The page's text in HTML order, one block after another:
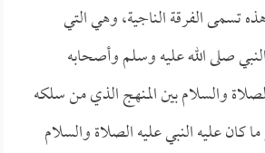
تسمى الفرقة الناجية، وهي التي
صلى الله عليه وسلم وأصحابه
والسلام بين المنهج الذي من سلكه
كان عليه النبي عليه الصلاة والسلام